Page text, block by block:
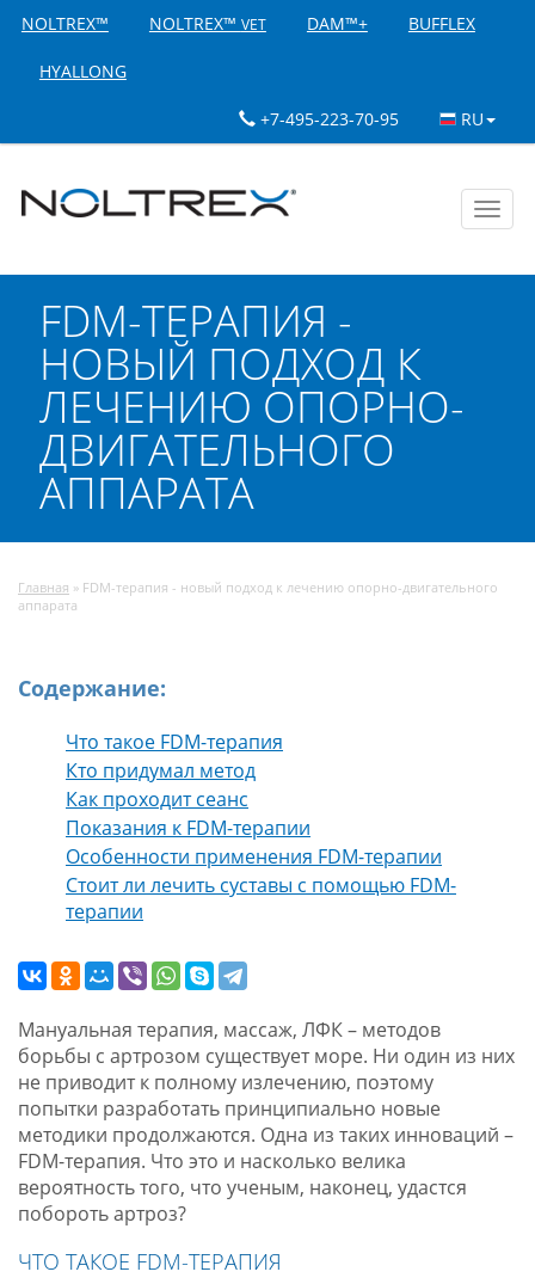
NOLTREX™ NOLTREX™ VET DAM™+ BUFFLEX
HYALLONG
+7-495-223-70-95 RU
FDM-ТЕРАПИЯ -
НОВЫЙ ПОДХОД К
ЛЕЧЕНИЮ ОПОРНО-
ДВИГАТЕЛЬНОГО
АППАРАТА
Главная » FDM-терапия - новый подход к лечению опорно-двигательного
аппарата
Содержание:
Что такое FDM-терапия
Кто придумал метод
Как проходит сеанс
Показания к FDM-терапии
Особенности применения FDM-терапии
Стоит ли лечить суставы с помощью FDM-
терапии
Мануальная терапия, массаж, ЛФК – методов
борьбы с артрозом существует море. Ни один из них
не приводит к полному излечению, поэтому
попытки разработать принципиально новые
методики продолжаются. Одна из таких инноваций –
FDM-терапия. Что это и насколько велика
вероятность того, что ученым, наконец, удастся
побороть артроз?
ЧТО ТАКОЕ FDM-ТЕРАПИЯ